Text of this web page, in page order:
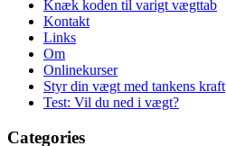
Knæk koden til varigt vægttab
Kontakt
Links
Om
Onlinekurser
Styr din vægt med tankens kraft
Test: Vil du ned i vægt?
Categories